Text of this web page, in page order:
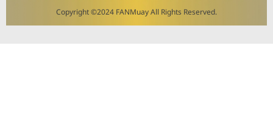
Copyright ©2024 FANMuay All Rights Reserved.